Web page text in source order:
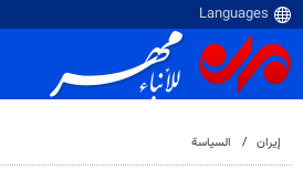
إيران السياسة